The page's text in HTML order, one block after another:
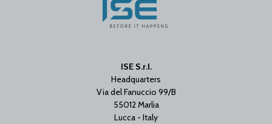
ISE S.r.l.
Headquarters
Via del Fanuccio 99/B
55012 Marlia
Lucca - Italy